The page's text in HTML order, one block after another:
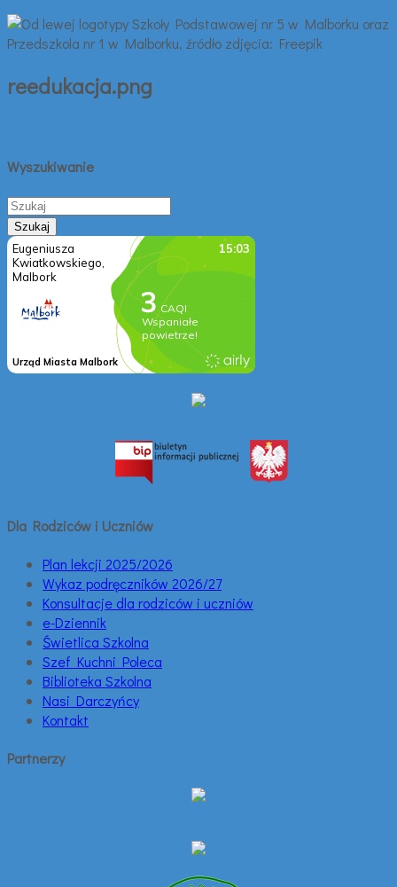
reedukacja.png
Wyszukiwanie
Dla Rodziców i Uczniów
Plan lekcji 2025/2026
Wykaz podręczników 2026/27
Konsultacje dla rodziców i uczniów
e-Dziennik
Świetlica Szkolna
Szef Kuchni Poleca
Biblioteka Szkolna
Nasi Darczyńcy
Kontakt
Partnerzy